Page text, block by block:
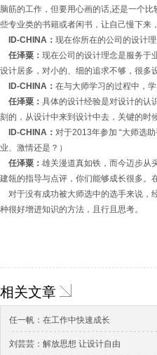
脑筋的工作，但要用心画的话,还是一个
些专业类的书籍或者闲书，让自己慢下来
ID-CHINA： 现在你所在的公司的设计
任泽粟： 现在公司的设计理念是服务于
设计居多，对小的、细的追求不够，很多
ID-CHINA： 在与大师学习的过程中，
任泽粟： 具体的设计经验是对设计的认
刻的，从设计中来到设计中去，关键的时
ID-CHINA： 对于2013年参加 “大师选
业、激情还是？）
任泽粟： 雄关漫道真如铁，而今迈步从
建瓴的指导与点评，你们能够成长很多。
对于没有成功被大师选中的选手来说，
种很好增进知识的方法，且行且思考。
相关文章
任一帆：在工作中快速成长
刘芸芸：解放思想 让设计自由